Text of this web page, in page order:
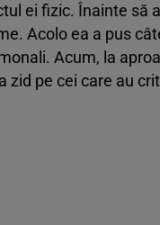
ei fizic. Înainte să
Acolo ea a pus
Acum, la
zid pe cei care au